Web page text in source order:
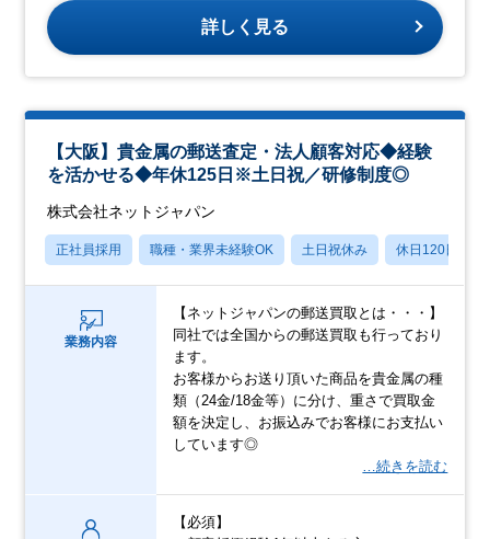
詳しく見る
【大阪】貴金属の郵送査定・法人顧客対応◆経験
を活かせる◆年休125日※土日祝／研修制度◎
株式会社ネットジャパン
正社員採用 職種・業界未経験OK 土日祝休み 休日120日以上
業務内容
【ネットジャパンの郵送買取とは・・・】
同社では全国からの郵送買取も行っており
ます。
お客様からお送り頂いた商品を貴金属の種
類（24金/18金等）に分け、重さで買取金
額を決定し、お振込みでお客様にお支払い
しています◎
…続きを読む
【必須】